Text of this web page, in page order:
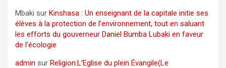
Mbaki sur Kinshasa : Un enseignant de la capitale initie ses
élèves à la protection de l’environnement, tout en saluant
les efforts du gouverneur Daniel Bumba Lubaki en faveur
de l’écologie
admin sur Religion:L’Eglise du plein Évangile(Le